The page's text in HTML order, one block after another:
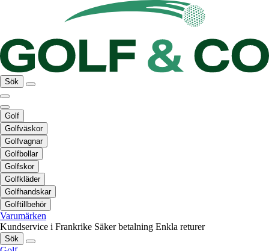
Sök
Golf
Golfväskor
Golfvagnar
Golfbollar
Golfskor
Golfkläder
Golfhandskar
Golftillbehör
Varumärken
Kundservice i Frankrike Säker betalning Enkla returer
Sök